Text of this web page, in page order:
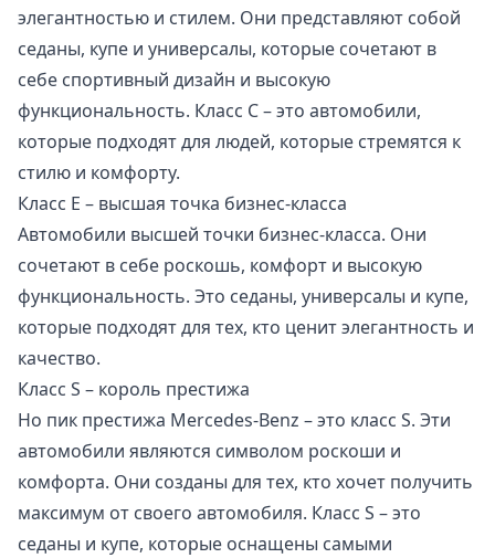
элегантностью и стилем. Они представляют собой
седаны, купе и универсалы, которые сочетают в
себе спортивный дизайн и высокую
функциональность. Класс C – это автомобили,
которые подходят для людей, которые стремятся к
стилю и комфорту.
Класс E – высшая точка бизнес-класса
Автомобили высшей точки бизнес-класса. Они
сочетают в себе роскошь, комфорт и высокую
функциональность. Это седаны, универсалы и купе,
которые подходят для тех, кто ценит элегантность и
качество.
Класс S – король престижа
Но пик престижа Mercedes-Benz – это класс S. Эти
автомобили являются символом роскоши и
комфорта. Они созданы для тех, кто хочет получить
максимум от своего автомобиля. Класс S – это
седаны и купе, которые оснащены самыми